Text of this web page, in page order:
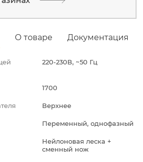
О товаре Документация
220-230В, ~50 Гц
1700
Верхнее
Переменный, однофазный
Нейлоновая леска +
сменный нож